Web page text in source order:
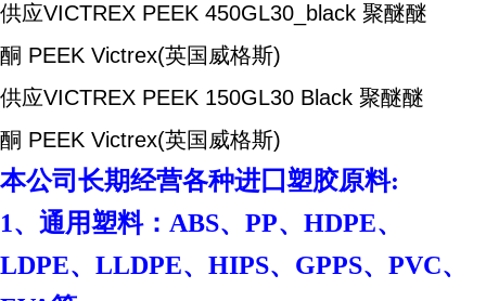
供应VICTREX PEEK 450GL30_black 聚醚醚
酮 PEEK Victrex(英国威格斯)
供应VICTREX PEEK 150GL30 Black 聚醚醚
酮 PEEK Victrex(英国威格斯)
本公司长期经营各种进囗塑胶原料:
1、通用塑料：ABS、PP、HDPE、
LDPE、LLDPE、HIPS、GPPS、PVC、